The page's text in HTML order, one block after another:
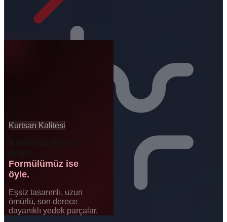
Kurtsan Kalitesi
Formülümüz ise
öyle.
Eşsiz tasarımlı, uzun
ömürlü, son derece
dayanıklı yedek parçalar.